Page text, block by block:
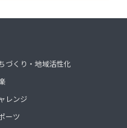
づくり・地域活性化
レンジ
ーツ